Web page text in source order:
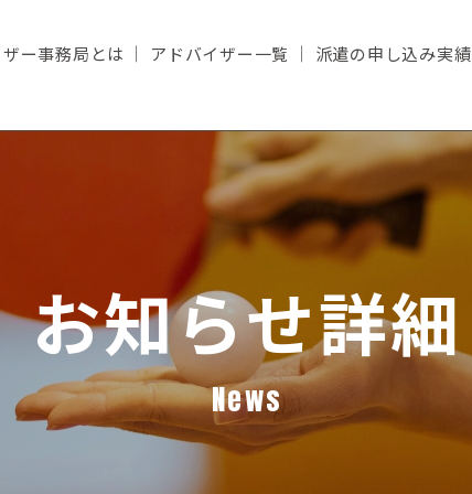
ー事務局とは アドバイザー一覧 派遣の申し込み実績
お知らせ詳細
News